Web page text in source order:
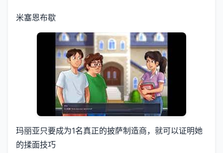
米塞恩布歇
玛丽亚只要成为1名真正的披萨制造商，就可以证明她
的揉面技巧